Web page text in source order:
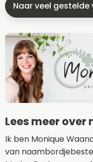
Naar veel gestelde
Lees meer
Ik ben Monique
van